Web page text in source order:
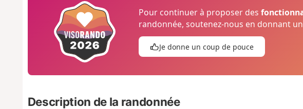
Pour continuer à proposer des
randonnée, soutenez-nous en donnant
Je donne un coup de pouce
Description de la randonnée